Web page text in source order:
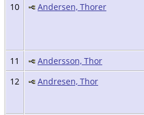
10 Andersen, Thorer
11 Andersson, Thor
12
Andresen, Thor